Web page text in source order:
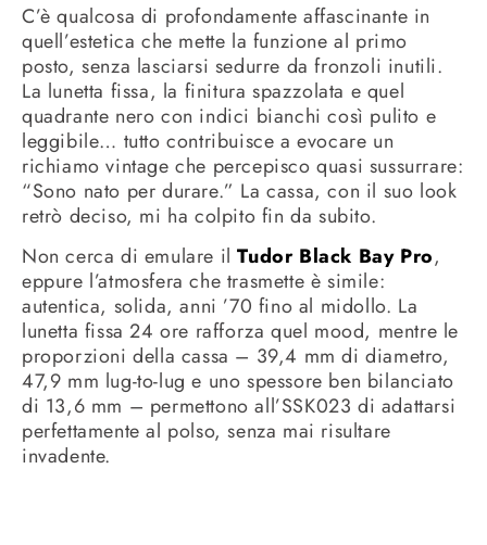
C’è qualcosa di profondamente affascinante in
quell’estetica che mette la funzione al primo
posto, senza lasciarsi sedurre da fronzoli inutili.
La lunetta fissa, la finitura spazzolata e quel
quadrante nero con indici bianchi così pulito e
leggibile… tutto contribuisce a evocare un
richiamo vintage che percepisco quasi sussurrare:
“Sono nato per durare.” La cassa, con il suo look
retrò deciso, mi ha colpito fin da subito.
Non cerca di emulare ilTudor Black Bay Pro,
eppure l’atmosfera che trasmette è simile:
autentica, solida, anni ’70 fino al midollo. La
lunetta fissa 24 ore rafforza quel mood, mentre le
proporzioni della cassa – 39,4 mm di diametro,
47,9 mm lug-to-lug e uno spessore ben bilanciato
di 13,6 mm – permettono all’SSK023 di adattarsi
perfettamente al polso, senza mai risultare
invadente.